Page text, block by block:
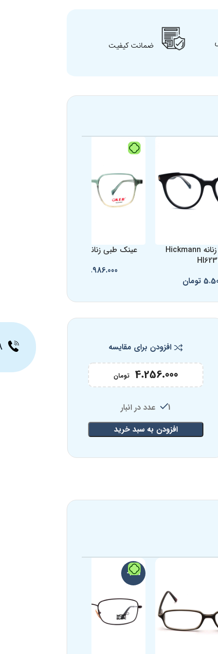
ضمانت کیفیت
عینک طبی زنانه Hickmann
تومان
عینک طبی زنانه OKER 5280
4.986.000
افزودن برای مقایسه
4.256.000 تومان
1 عدد در انبار
افزودن به سبد خرید
-21%